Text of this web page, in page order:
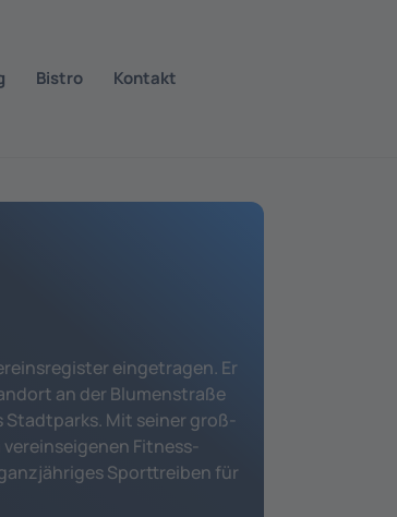
Bistro Kontakt
eingetragen. Er
an der Blumenstraße
Stadtparks. Mit seiner groß­
Fitness­
Sporttreiben für